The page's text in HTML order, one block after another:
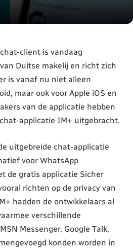
client is vandaag
Duitse makelij en richt zich
is vanaf nu niet alleen
maar ook voor Apple iOS en
van de applicatie hebben
applicatie IM+ uitgebracht.
uitgebreide chat-applicatie
voor WhatsApp
de gratis applicatie Sicher
richten op de privacy van
hadden de ontwikkelaars al
verschillende
Messenger, Google Talk,
konden worden in